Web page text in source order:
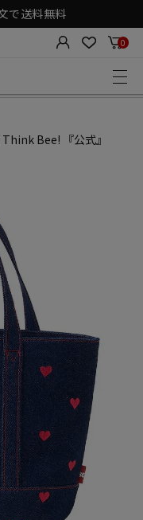
で送料無料
0
Bee! 『公式』